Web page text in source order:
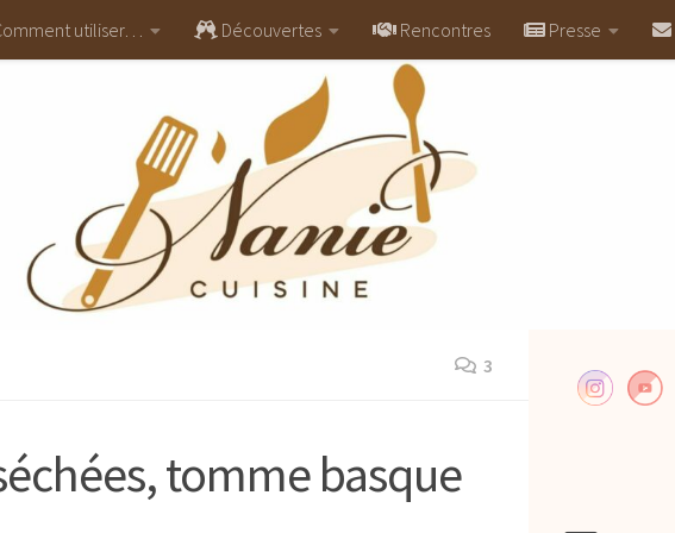
utiliser… Découvertes Rencontres Presse
3
tomme basque